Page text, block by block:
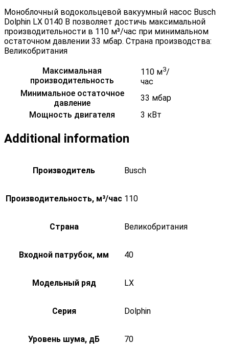
Моноблочный водокольцевой вакуумный насос Busch
Dolphin LX 0140 B позволяет достичь максимальной
производительности в 110 м³/час при минимальном
остаточном давлении 33 мбар. Страна производства:
Великобритания
Максимальная
производительность
110 м3/
час
Минимальное остаточное
давление
33 мбар
Мощность двигателя
3 кВт
Additional information
Производитель Busch
Производительность, м³/час 110
Страна Великобритания
Входной патрубок, мм 40
Модельный ряд LX
Серия Dolphin
Уровень шума, дБ 70